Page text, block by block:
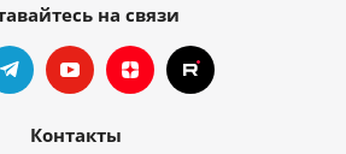
на связи
Контакты